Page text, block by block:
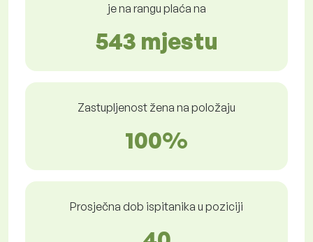
je na rangu plaća na
543 mjestu
Zastupljenost žena na položaju
100%
Prosječna dob ispitanika u poziciji